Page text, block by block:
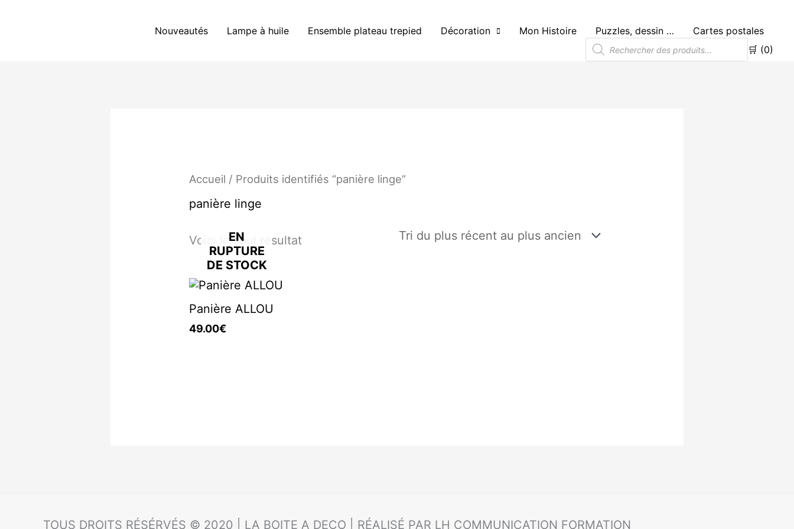
Nouveautés Lampe à huile Ensemble plateau trepied Décoration Mon Histoire Puzzles, dessin …
Cartes postales
Recherche
de
🛒 (0)
Accueil / Produits identifiés “panière linge”
panière linge
Voici le seul résultat
EN
RUPTURE
DE STOCK
Panière ALLOU
49.00€
TOUS DROITS RÉSÉRVÉS © 2020 | LA BOITE A DECO | RÉALISÉ PAR LH COMMUNICATION FORMATION